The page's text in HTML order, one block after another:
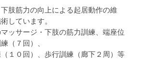
肢筋力の向上による起居動作の維
しています。
ッサージ・下肢の筋力訓練、端座位
（７回）、
１０回）、歩行訓練（廊下２周）等